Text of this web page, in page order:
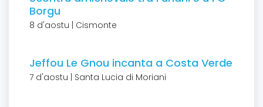
Borgu
8 d'aostu | Cismonte
Jeffou Le Gnou incanta a Costa Verde
7 d'aostu | Santa Lucia di Moriani